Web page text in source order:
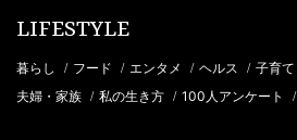
LIFESTYLE
暮らし / フード / エンタメ / ヘルス / 子育て
夫婦・家族 / 私の生き方 / 100人アンケート /